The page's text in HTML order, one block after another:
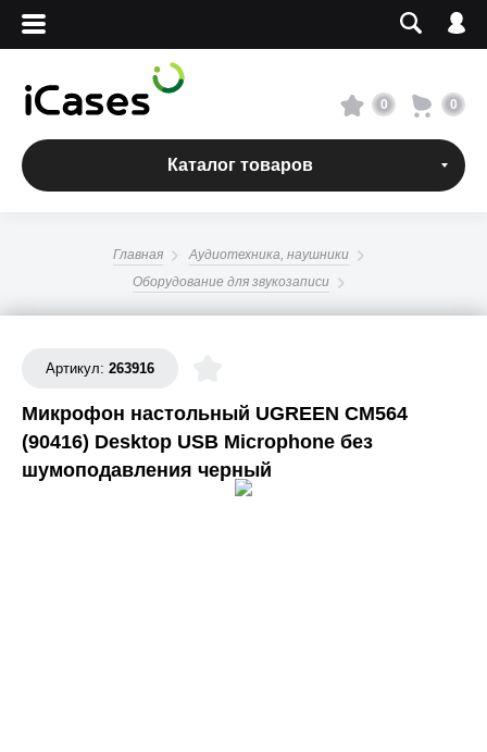
Вход
Сервисный центр
О магазине
+7 495 960-31-54
+7 800 500-31-47
0 0
Каталог товаров
Главная
Аудиотехника, наушники
Оборудование для звукозаписи
Артикул: 263916
Микрофон настольный UGREEN CM564
(90416) Desktop USB Microphone без
шумоподавления черный